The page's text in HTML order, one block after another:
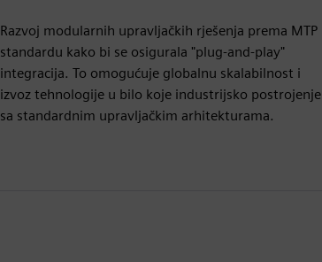
Razvoj modularnih upravljačkih rješenja prema MTP
standardu kako bi se osigurala "plug-and-play"
integracija. To omogućuje globalnu skalabilnost i
izvoz tehnologije u bilo koje industrijsko postrojenje
sa standardnim upravljačkim arhitekturama.